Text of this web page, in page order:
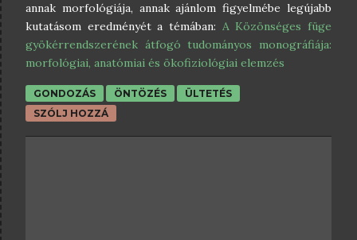
annak morfológiája, annak ajánlom figyelmébe legújabb
kutatásom eredményét a témában: A Közönséges füge
gyökérrendszerének átfogó tudományos monográfiája:
morfológiai, anatómiai és ökofiziológiai elemzés
GONDOZÁS ÖNTÖZÉS
ÜLTETÉS
SZÓLJ HOZZÁ